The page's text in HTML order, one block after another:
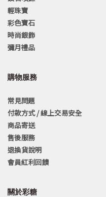
輕珠寶
彩色寶石
時尚銀飾
彌月禮品
購物服務
常見問題
付款方式 / 線上交易安全
商品寄送
售後服務
退換貨說明
會員紅利回饋
關於彩糖